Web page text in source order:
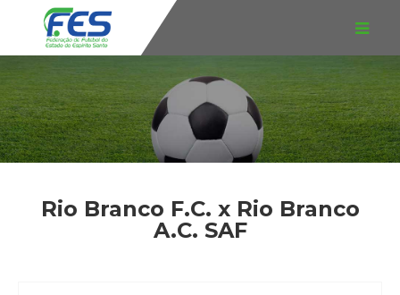
Rio Branco F.C. x Rio Branco
A.C. SAF